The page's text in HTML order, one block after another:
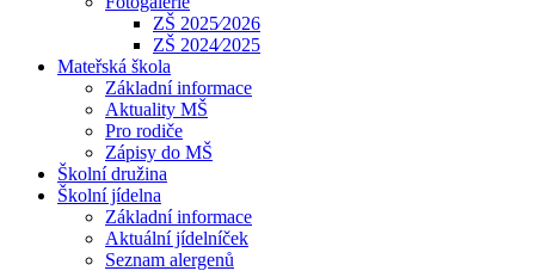
ZŠ 2025⁄2026
ZŠ 2024⁄2025
Mateřská škola
Základní informace
Aktuality MŠ
Pro rodiče
Zápisy do MŠ
Školní družina
Školní jídelna
Základní informace
Aktuální jídelníček
Seznam alergenů